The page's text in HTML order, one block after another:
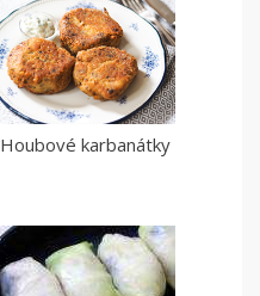
Houbové karbanátky